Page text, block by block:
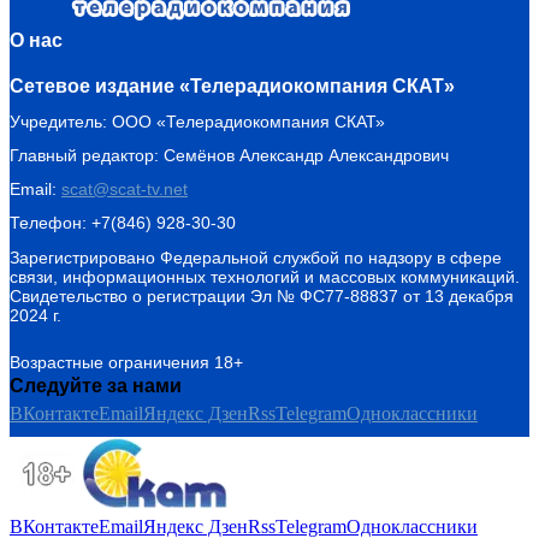
О нас
Сетевое издание «Телерадиокомпания СКАТ»
Учредитель: ООО «Телерадиокомпания СКАТ»
Главный редактор: Семёнов Александр Александрович
Email: scat@scat-tv.net
Телефон: +7(846) 928-30-30
Зарегистрировано Федеральной службой по надзору в сфере
связи, информационных технологий и массовых коммуникаций.
Свидетельство о регистрации Эл № ФС77-88837 от 13 декабря
2024 г.
Возрастные ограничения 18+
Следуйте за нами
ВКонтактеEmailЯндекс ДзенRssTelegramОдноклассники
ВКонтактеEmailЯндекс ДзенRssTelegramОдноклассники